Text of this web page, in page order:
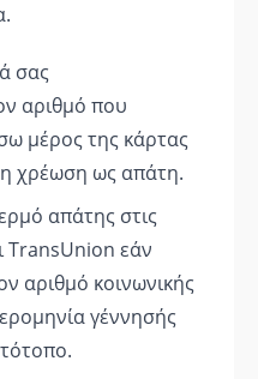
σας
αριθμό που
μέρος της κάρτας
χρέωση ως απάτη.
απάτης στις
TransUnion εάν
αριθμό κοινωνικής
γέννησής